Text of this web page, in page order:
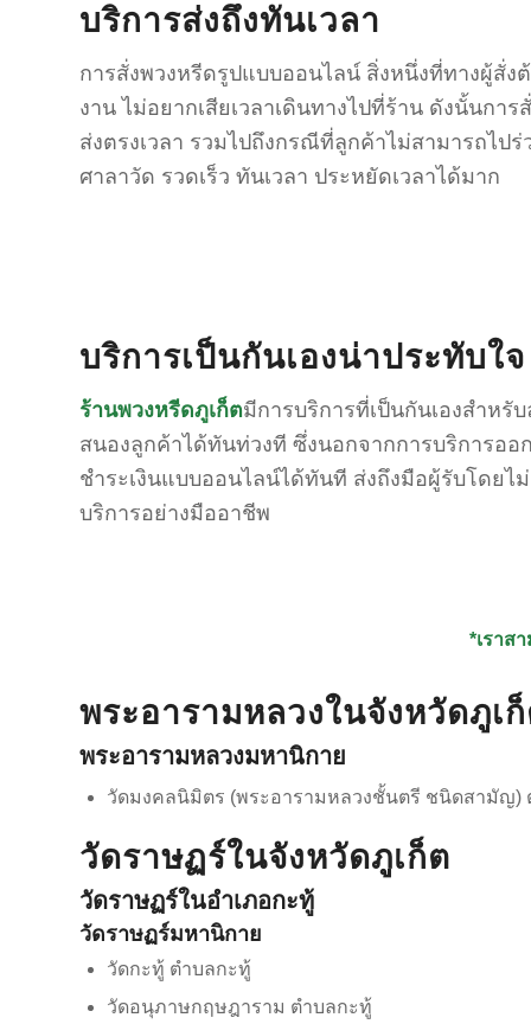
บริการส่งถึงทันเวลา
การสั่งพวงหรีดรูปแบบออนไลน์ สิ่งหนึ่งที่ทางผู้สั่ง
งาน ไม่อยากเสียเวลาเดินทางไปที่ร้าน ดังนั้นกา
ส่งตรงเวลา รวมไปถึงกรณีที่ลูกค้าไม่สามารถไป
ศาลาวัด รวดเร็ว ทันเวลา ประหยัดเวลาได้มาก
บริการเป็นกันเองน่าประทับใจ
ร้านพวงหรีดภูเก็ตมีการบริการที่เป็นกันเองสำหรั
สนองลูกค้าได้ทันท่วงที ซึ่งนอกจากการบริการออ
ชำระเงินแบบออนไลน์ได้ทันที ส่งถึงมือผู้รับโดยไ
บริการอย่างมืออาชีพ
*เราส
พระอารามหลวงในจังหวัดภูเ
พระอารามหลวงมหานิกาย
วัดมงคลนิมิตร (พระอารามหลวงชั้นตรี ชนิดสามัญ)
วัดราษฏร์ในจังหวัดภูเก็ต
วัดราษฏร์ในอำเภอกะทู้
วัดราษฏร์มหานิกาย
วัดกะทู้ ตำบลกะทู้
วัดอนุภาษกฤษฎาราม ตำบลกะทู้